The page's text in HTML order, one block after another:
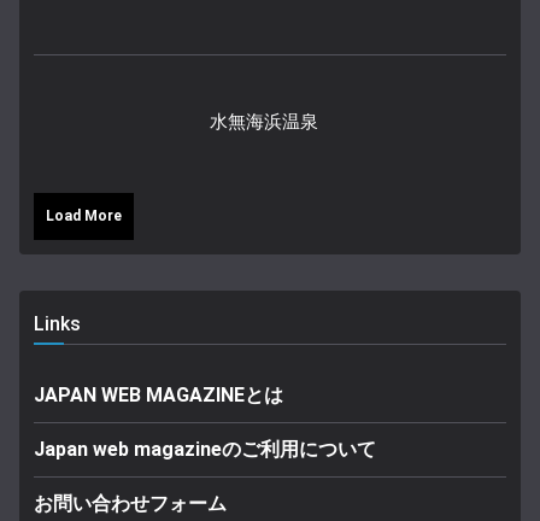
水無海浜温泉
Load More
Links
JAPAN WEB MAGAZINEとは
Japan web magazineのご利用について
お問い合わせフォーム